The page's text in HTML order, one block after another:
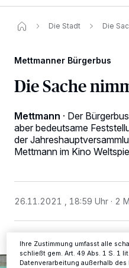
Die Stadt Die
Mettmanner Bürgerbus
Die Sache
Mettmann · Der
aber bedeutsame
der
Mettmann im Kino
26.11.2021 , 18:59 Uhr 2
Wir und unsere
-Partner
personenbezogene Daten wie
Kennungen auf Ihrem Gerät zu.
Tracking-Technologien für die
Anzeigen möglicherweise nicht
ändern oder Ihre Einwilligung zu
Ihre Einstellungen gelten
Ihre Zustimmung umfasst alle
schließt gem. Art. 49 Abs. 1 S. 1
Datenverarbeitung außerhalb des